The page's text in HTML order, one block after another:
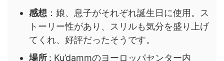
感想：娘、息子がそれぞれ誕生日に使用。ス
トーリー性があり、スリルも気分を盛り上げ
てくれ、好評だったそうです。
場所 : Ku’dammのヨーロッパセンター内